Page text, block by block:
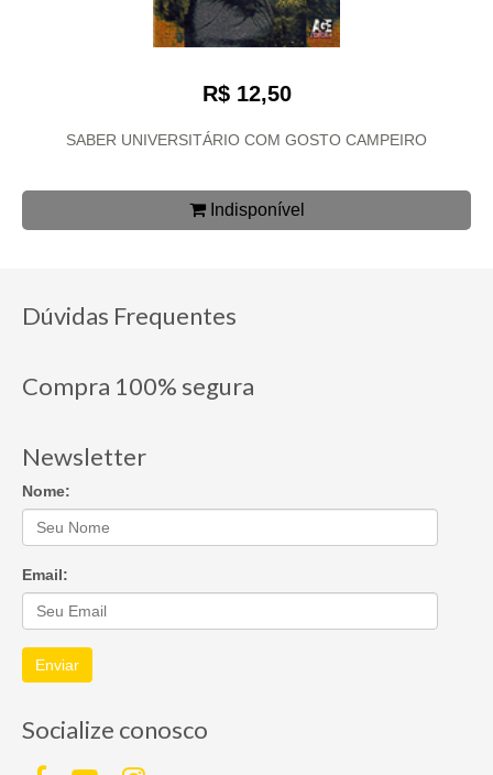
R$ 12,50
SABER UNIVERSITÁRIO COM GOSTO CAMPEIRO
Indisponível
Dúvidas Frequentes
Compra 100% segura
Newsletter
Nome:
Email:
Enviar
Socialize conosco